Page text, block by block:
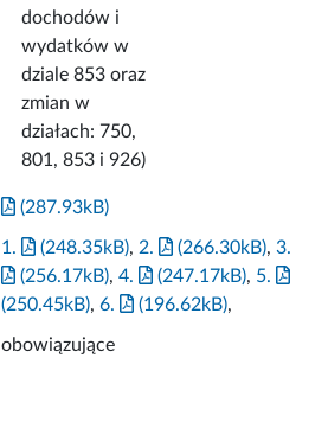
dochodów i
wydatków w
dziale 853 oraz
zmian w
działach: 750,
801, 853 i 926)
(287.93kB)
1. (248.35kB), 2. (266.30kB),3.
(256.17kB),4. (247.17kB), 5.
(250.45kB),6. (196.62kB),
obowiązujące